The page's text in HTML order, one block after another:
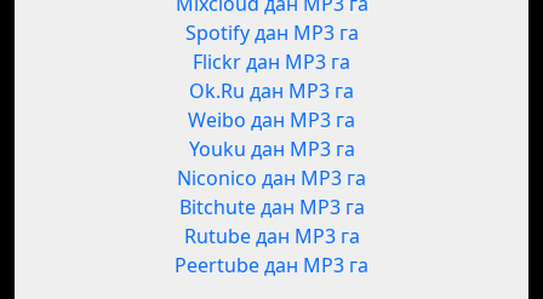
Spotify дан MP3 га
Flickr дан MP3 га
Ok.Ru дан MP3 га
Weibo дан MP3 га
Youku дан MP3 га
Niconico дан MP3 га
Bitchute дан MP3 га
Rutube дан MP3 га
Peertube дан MP3 га